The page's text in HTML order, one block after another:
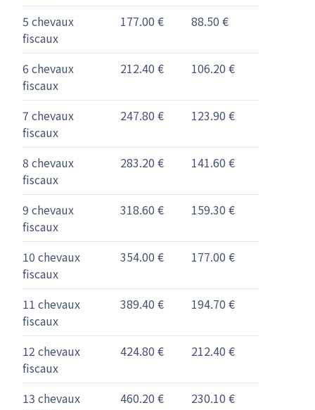
5 chevaux
fiscaux
177.00 € 88.50 €
6 chevaux
fiscaux
212.40 € 106.20 €
7 chevaux
fiscaux
247.80 € 123.90 €
8 chevaux
fiscaux
283.20 € 141.60 €
9 chevaux
fiscaux
318.60 € 159.30 €
10 chevaux
fiscaux
354.00 € 177.00 €
11 chevaux
fiscaux
389.40 € 194.70 €
12 chevaux
fiscaux
424.80 € 212.40 €
13 chevaux
460.20 € 230.10 €